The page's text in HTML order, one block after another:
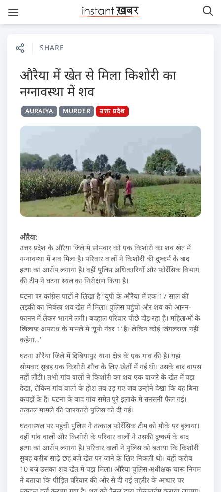
SHARE
औरैया में खेत से मिला किशोरी का
नग्नावस्था में शव
AURAIYA MURDER उत्तर प्रदेश
औरैया:
उत्तर प्रदेश के औरैया जिले में सोमवार को एक किशोरी का शव खेत में
नग्नावस्था में शव मिला है। परिवार वालों ने किशोरी की दुष्कर्म के बाद
हत्या का आरोप लगाया है। वहीं पुलिस अधिकारियों और फोरेंसिक विभाग
की टीम ने घटना स्थल का निरीक्षण किया है।
घटना पर कांग्रेस पार्टी ने लिखा है “यूपी के औरैया में एक 17 साल की
लड़की का निर्वस्त्र शव खेत में मिला। पुलिस पहुंची और शव को आनन-
फानन में लेकर भागने लगी। बदहाल परिवार पीछे दौड़ रहा है। महिलाओं के
खिलाफ अपराध के मामले में ‘यूपी नंबर 1’ है। लेकिन कोई ‘जंगलराज’ नहीं
कहेगा…’
घटना औरैया जिले में दिबियापुर थाना क्षेत्र के एक गांव की है। यहां
सोमवार सुबह एक किशोरी शौच के लिए खेतों में गई थी। उसके बाद वापस
नहीं लौटी। तभी गांव वालों ने किशोरी का शव एक बाजरे के खेत में पड़ा
देखा, लेकिन गांव वालों के होश तब उड़ गए जब उन्होंने देखा कि वह बिना
कपड़ों के है। घटना के बाद गांव समेत पूरे इलाके में सनसनी फैल गई।
तत्काल मामले की जानकारी पुलिस को दी गई।
घटनास्थल पर पहुंची पुलिस ने तत्काल फोरेंसिक टीम को मौके पर बुलाया।
वहीं गांव वालों और किशोरी के परिवार वालों ने उसकी दुष्कर्म के बाद
हत्या का आरोप लगाया है। परिवार वालों ने पुलिस को बताया कि किशोरी
सुबह करीब साढ़े छह बजे खेत पर जाने के लिए निकली थी। वहीं करीब
10 बजे उसका शव खेत में पड़ा मिला। औरैया पुलिस अधीक्षक चारू निगम
ने बताया कि पीड़ित परिवार की ओर से दी गई तहरीर के आधार पर